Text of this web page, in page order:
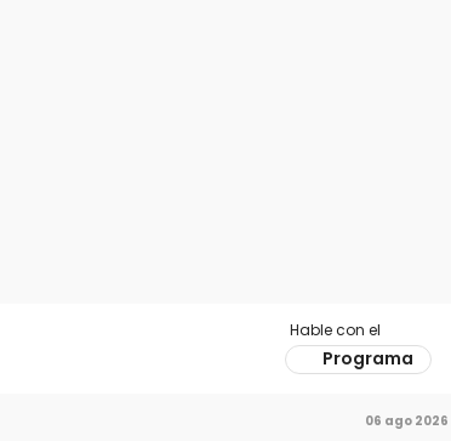
Hable con el
Programa
06 ago 2026